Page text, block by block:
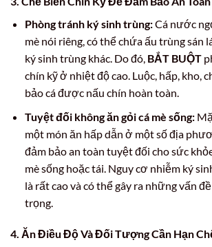
Phòng tránh ký sinh trùng:Cá nước
mè nói riêng, có thể chứa ấu trùng sán
ký sinh trùng khác. Do đó, BẮT BUỘT
chín kỹ ở nhiệt độ cao. Luộc, hấp, kho,
bảo cá được nấu chín hoàn toàn.
Tuyệt đối không ăn gỏi cá mè sống:
một món ăn hấp dẫn ở một số địa
đảm bảo an toàn tuyệt đối cho sức
mè sống hoặc tái. Nguy cơ nhiễm ký
là rất cao và có thể gây ra những vấn
trọng.
4. Ăn Điều Độ Và Đối Tượng Cần Hạn